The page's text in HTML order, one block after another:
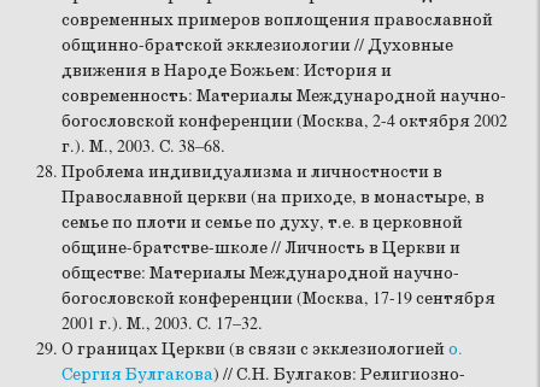
современных примеров воплощения православной
общинно-братской экклезиологии // Духовные
движения в Народе Божьем: История и
современность: Материалы Международной научно-
богословской конференции (Москва, 2-4 октября 2002
г.). М., 2003. С. 38–68.
Проблема индивидуализма и личностности в
Православной церкви (на приходе, в монастыре, в
семье по плоти и семье по духу, т.е. в церковной
общине-братстве-школе // Личность в Церкви и
обществе: Материалы Международной научно-
богословской конференции (Москва, 17-19 сентября
2001 г.). М., 2003. С. 17–32.
О границах Церкви (в связи с экклезиологиейо.
Сергия Булгакова) // С.Н. Булгаков: Религиозно-